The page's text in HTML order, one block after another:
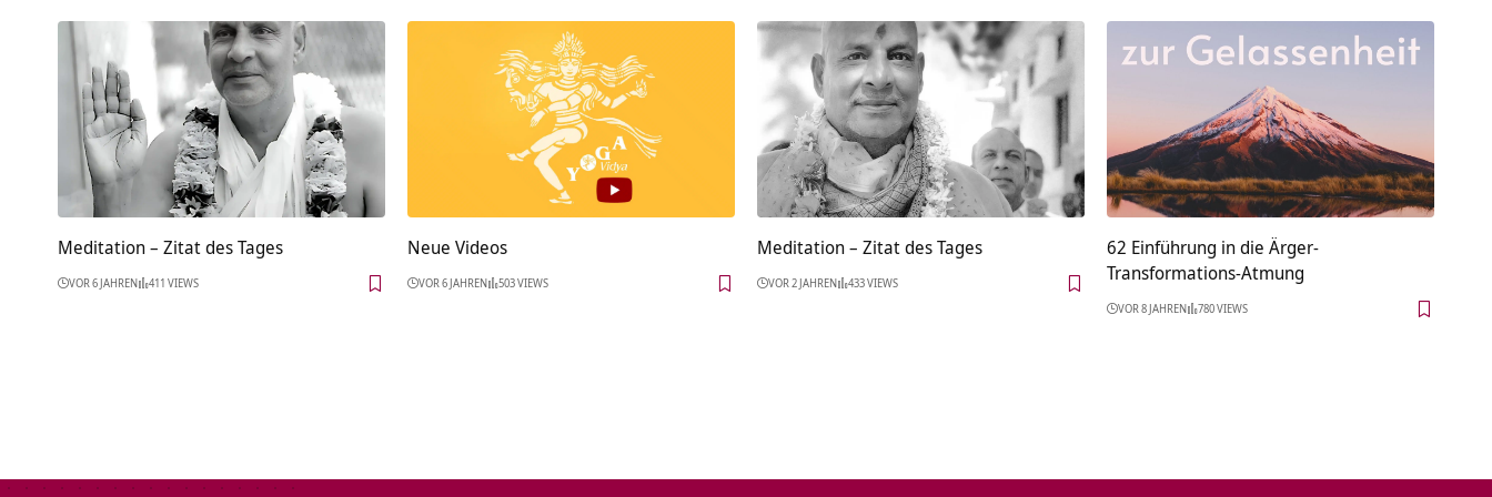
Meditation – Zitat des Tages
VOR 6 JAHREN 411 VIEWS
Neue Videos
VOR 6 JAHREN 503 VIEWS
Meditation – Zitat des Tages
VOR 2 JAHREN 433 VIEWS
62 Einführung in die Ärger-
Transformations-Atmung
VOR 8 JAHREN 780 VIEWS